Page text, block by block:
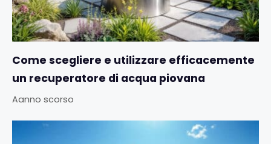
Come scegliere e utilizzare efficacemente
un recuperatore di acqua piovana
Aanno scorso